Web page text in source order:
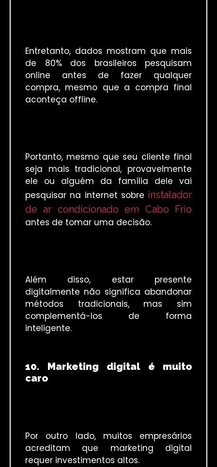
Entretanto, dados mostram que mais
de 80% dos brasileiros pesquisam
online antes de fazer qualquer
compra, mesmo que a compra final
aconteça offline.
Portanto, mesmo que seu cliente final
seja mais tradicional, provavelmente
ele ou alguém da família dele vai
pesquisar na internet sobre instalador
de ar condicionado em Cabo Frio
antes de tomar uma decisão.
Além disso, estar presente
digitalmente não significa abandonar
métodos tradicionais, mas sim
complementá-los de forma
inteligente.
10. Marketing digital é muito
caro
Por outro lado, muitos empresários
acreditam que marketing digital
requer investimentos altos.